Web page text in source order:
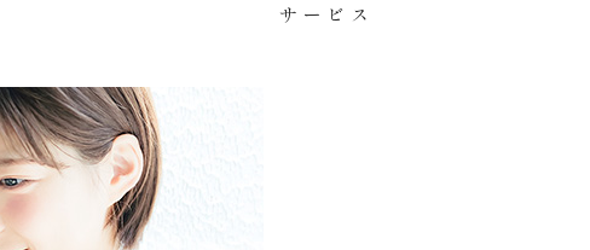
サービス